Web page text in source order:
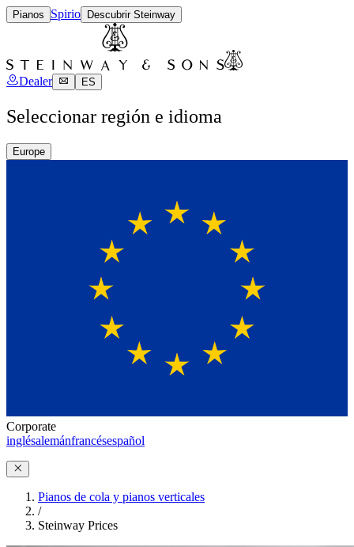
Pianos Spirio Descubrir Steinway
Dealer ES
Seleccionar región e idioma
Europe
Corporate
inglésalemánfrancésespañol
Pianos de cola y pianos verticales
/
Steinway Prices